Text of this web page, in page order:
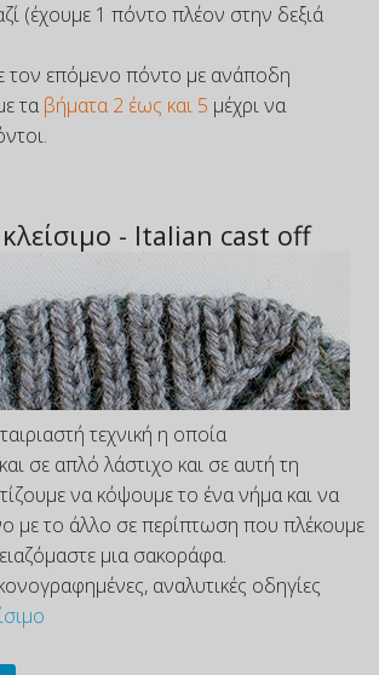
(έχουμε 1 πόντο πλέον στην δεξιά
τον επόμενο πόντο με ανάποδη
τα βήματα 2 έως και 5 μέχρι να
κλείσιμο - Italian cast off
τεχνική η οποία
σε απλό λάστιχο και σε αυτή τη
να κόψουμε το ένα νήμα και να
με το άλλο σε περίπτωση που πλέκουμε
μια σακοράφα.
αναλυτικές οδηγίες